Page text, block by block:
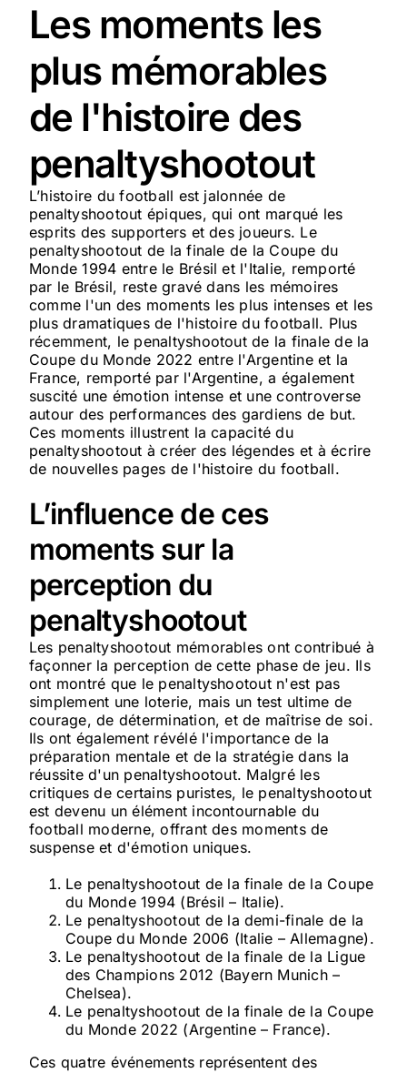
Les moments les
plus mémorables
de l'histoire des
penaltyshootout
L’histoire du football est jalonnée de
penaltyshootout épiques, qui ont marqué les
esprits des supporters et des joueurs. Le
penaltyshootout de la finale de la Coupe du
Monde 1994 entre le Brésil et l'Italie, remporté
par le Brésil, reste gravé dans les mémoires
comme l'un des moments les plus intenses et les
plus dramatiques de l'histoire du football. Plus
récemment, le penaltyshootout de la finale de la
Coupe du Monde 2022 entre l'Argentine et la
France, remporté par l'Argentine, a également
suscité une émotion intense et une controverse
autour des performances des gardiens de but.
Ces moments illustrent la capacité du
penaltyshootout à créer des légendes et à écrire
de nouvelles pages de l'histoire du football.
L’influence de ces
moments sur la
perception du
penaltyshootout
Les penaltyshootout mémorables ont contribué à
façonner la perception de cette phase de jeu. Ils
ont montré que le penaltyshootout n'est pas
simplement une loterie, mais un test ultime de
courage, de détermination, et de maîtrise de soi.
Ils ont également révélé l'importance de la
préparation mentale et de la stratégie dans la
réussite d'un penaltyshootout. Malgré les
critiques de certains puristes, le penaltyshootout
est devenu un élément incontournable du
football moderne, offrant des moments de
suspense et d'émotion uniques.
Le penaltyshootout de la finale de la Coupe
du Monde 1994 (Brésil – Italie).
Le penaltyshootout de la demi-finale de la
Coupe du Monde 2006 (Italie – Allemagne).
Le penaltyshootout de la finale de la Ligue
des Champions 2012 (Bayern Munich –
Chelsea).
Le penaltyshootout de la finale de la Coupe
du Monde 2022 (Argentine – France).
Ces quatre événements représentent des